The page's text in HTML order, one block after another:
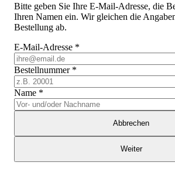
Bitte geben Sie Ihre E-Mail-Adresse, die
Ihren Namen ein. Wir gleichen die
Bestellung ab.
E-Mail-Adresse *
Bestellnummer *
Name *
Abbrechen
Weiter